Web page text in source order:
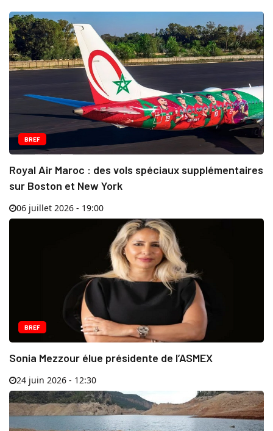
BREF
Royal Air Maroc : des vols spéciaux supplémentaires
sur Boston et New York
06 juillet 2026 - 19:00
BREF
Sonia Mezzour élue présidente de l’ASMEX
24 juin 2026 - 12:30